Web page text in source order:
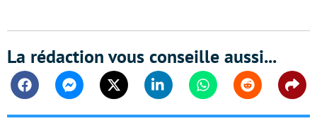
La rédaction vous conseille aussi...
FacebookMessengerTwitter Linkedin WhatsappReddit